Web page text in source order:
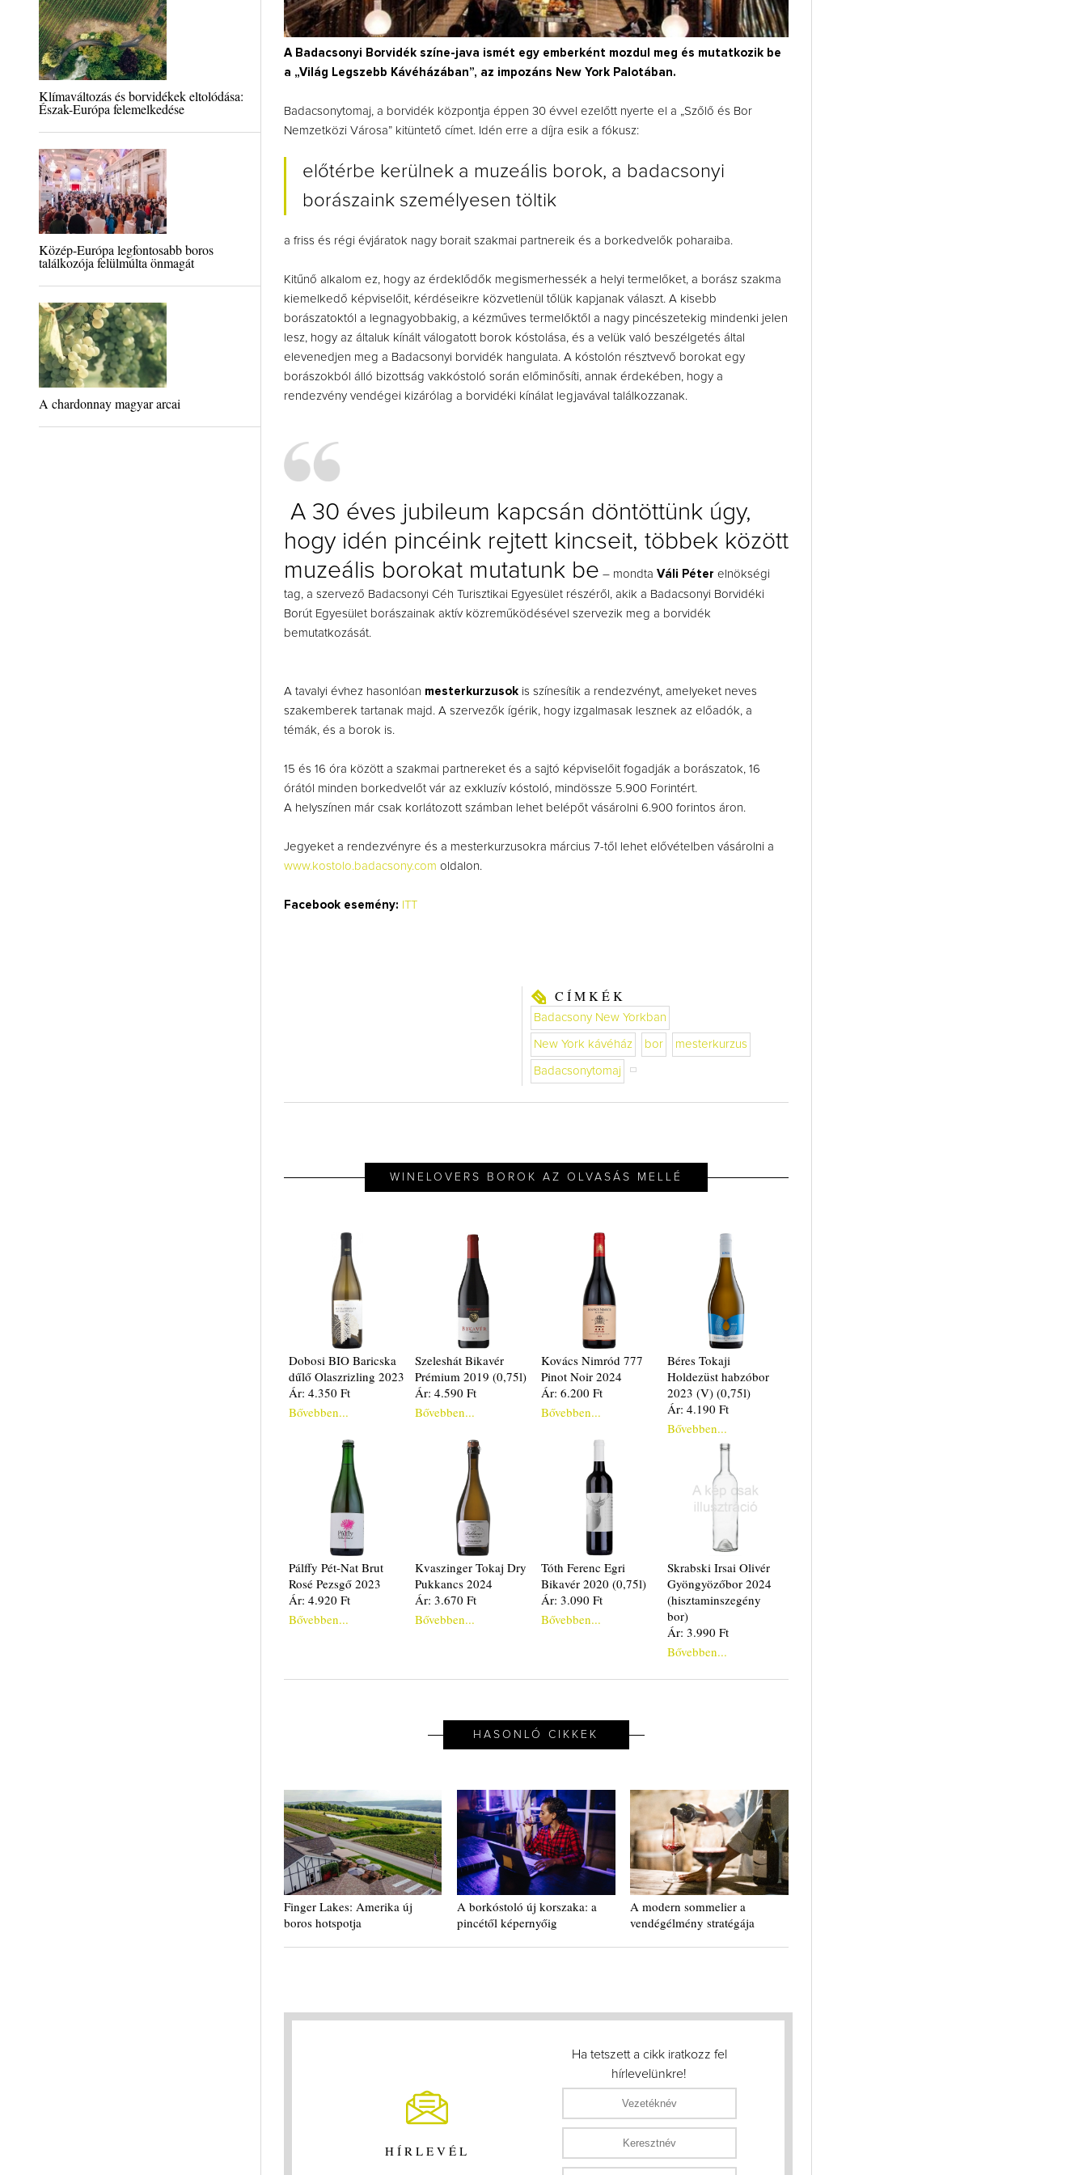
Klímaváltozás és borvidékek eltolódása:
Észak-Európa felemelkedése
Közép-Európa legfontosabb boros
találkozója felülmúlta önmagát
A chardonnay magyar arcai
A Badacsonyi Borvidék színe-java ismét egy emberként mozdul meg és mutatkozik be
a „Világ Legszebb Kávéházában”, az impozáns New York Palotában.
Badacsonytomaj, a borvidék központja éppen 30 évvel ezelőtt nyerte el a „Szőlő és Bor
Nemzetközi Városa” kitüntető címet. Idén erre a díjra esik a fókusz:
előtérbe kerülnek a muzeális borok, a badacsonyi
borászaink személyesen töltik
a friss és régi évjáratok nagy borait szakmai partnereik és a borkedvelők poharaiba.
Kitűnő alkalom ez, hogy az érdeklődők megismerhessék a helyi termelőket, a borász szakma
kiemelkedő képviselőit, kérdéseikre közvetlenül tőlük kapjanak választ. A kisebb
borászatoktól a legnagyobbakig, a kézműves termelőktől a nagy pincészetekig mindenki jelen
lesz, hogy az általuk kínált válogatott borok kóstolása, és a velük való beszélgetés által
elevenedjen meg a Badacsonyi borvidék hangulata. A kóstolón résztvevő borokat egy
borászokból álló bizottság vakkóstoló során előminősíti, annak érdekében, hogy a
rendezvény vendégei kizárólag a borvidéki kínálat legjavával találkozzanak.
A 30 éves jubileum kapcsán döntöttünk úgy,
hogy idén pincéink rejtett kincseit, többek között
muzeális borokat mutatunk be – mondta Váli Péter elnökségi
tag, a szervező Badacsonyi Céh Turisztikai Egyesület részéről, akik a Badacsonyi Borvidéki
Borút Egyesület borászainak aktív közreműködésével szervezik meg a borvidék
bemutatkozását.
A tavalyi évhez hasonlóan mesterkurzusokis színesítik a rendezvényt, amelyeket neves
szakemberek tartanak majd. A szervezők ígérik, hogy izgalmasak lesznek az előadók, a
témák, és a borok is.
15 és 16 óra között a szakmai partnereket és a sajtó képviselőit fogadják a borászatok, 16
órától minden borkedvelőt vár az exkluzív kóstoló, mindössze 5.900 Forintért.
A helyszínen már csak korlátozott számban lehet belépőt vásárolni 6.900 forintos áron.
Jegyeket a rendezvényre és a mesterkurzusokra március 7-től lehet elővételben vásárolni a
www.kostolo.badacsony.com oldalon.
Facebook esemény: ITT
CÍMKÉK
Badacsony New Yorkban
New York kávéház bor mesterkurzus
Badacsonytomaj
WINELOVERS BOROK AZ OLVASÁS MELLÉ
Dobosi BIO Baricska
dűlő Olaszrizling 2023
Ár: 4.350 Ft
Bővebben...
Szeleshát Bikavér
Prémium 2019 (0,75l)
Ár: 4.590 Ft
Bővebben...
Kovács Nimród 777
Pinot Noir 2024
Ár: 6.200 Ft
Bővebben...
Béres Tokaji
Holdezüst habzóbor
2023 (V) (0,75l)
Ár: 4.190 Ft
Bővebben...
Pálffy Pét-Nat Brut
Rosé Pezsgő 2023
Ár: 4.920 Ft
Bővebben...
Kvaszinger Tokaj Dry
Pukkancs 2024
Ár: 3.670 Ft
Bővebben...
Tóth Ferenc Egri
Bikavér 2020 (0,75l)
Ár: 3.090 Ft
Bővebben...
Skrabski Irsai Olivér
Gyöngyözőbor 2024
(hisztaminszegény
bor)
Ár: 3.990 Ft
Bővebben...
HASONLÓ CIKKEK
Finger Lakes: Amerika új
boros hotspotja
A borkóstoló új korszaka: a
pincétől képernyőig
A modern sommelier a
vendégélmény stratégája
HÍRLEVÉL
Ha tetszett a cikk iratkozz fel
hírlevelünkre!